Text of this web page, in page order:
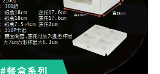
#餐盒系列